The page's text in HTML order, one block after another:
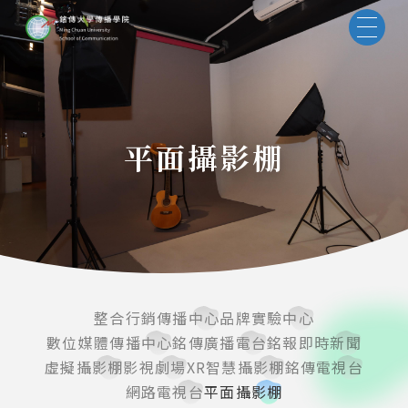
平面攝影棚
整合行銷傳播中心品牌實驗中心
數位媒體傳播中心銘傳廣播電台銘報即時新聞
虛擬攝影棚影視劇場XR智慧攝影棚銘傳電視台
網路電視台平面攝影棚